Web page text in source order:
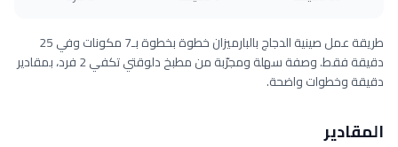
طريقة عمل صينية الدجاج بالبارميزان خطوة بخطوة بـ7 مكونات وفي 25
دقيقة فقط. وصفة سهلة ومجرّبة من مطبخ دلوقتي تكفي 2 فرد، بمقادير
دقيقة وخطوات واضحة.
المقادير